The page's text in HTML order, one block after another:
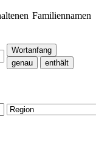
Familiennamen